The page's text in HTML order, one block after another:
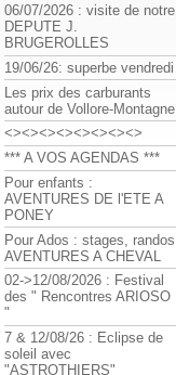
06/07/2026 : visite de notre
DEPUTE J.
BRUGEROLLES
19/06/26: superbe vendredi
Les prix des carburants
autour de Vollore-Montagne
<><><><><><><><>
*** A VOS AGENDAS ***
Pour enfants :
AVENTURES DE l'ETE A
PONEY
Pour Ados : stages, randos
AVENTURES A CHEVAL
02->12/08/2026 : Festival
des " Rencontres ARIOSO
"
7 & 12/08/26 : Eclipse de
soleil avec
"ASTROTHIERS"